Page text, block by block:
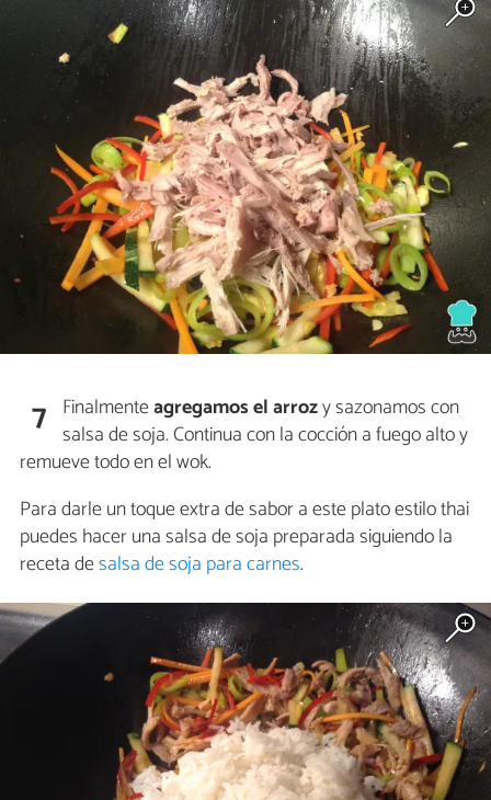
7 Finalmenteagregamos el arrozy sazonamos con
salsa de soja. Continua con la cocción a fuego alto y
remueve todo en el wok.
Para darle un toque extra de sabor a este plato estilo thai
puedes hacer una salsa de soja preparada siguiendo la
receta desalsa de soja para carnes.